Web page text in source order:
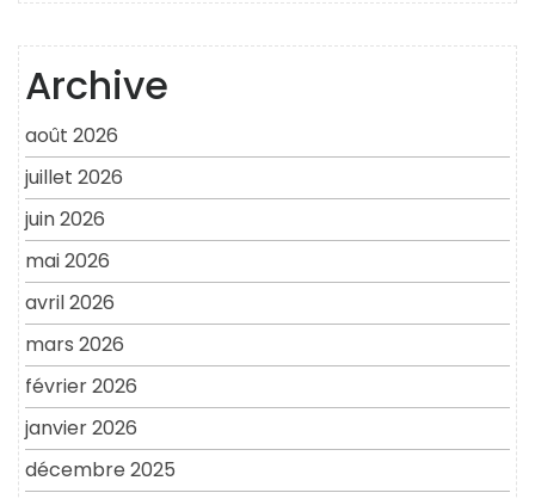
Archive
août 2026
juillet 2026
juin 2026
mai 2026
avril 2026
mars 2026
février 2026
janvier 2026
décembre 2025